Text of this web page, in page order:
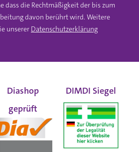
die Rechtmäßigkeit der bis zum
davon berührt wird. Weitere
unserer Datenschutzerklärung
Diashop
geprüft
DIMDI Siegel